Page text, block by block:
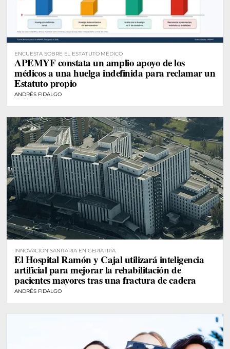
ENCUESTA SOBRE EL ESTATUTO MÉDICO
APEMYF constata un amplio apoyo de los
médicos a una huelga indefinida para reclamar un
Estatuto propio
ANDRÉS FIDALGO
INNOVACIÓN SANITARIA EN GERIATRÍA
El Hospital Ramón y Cajal utilizará inteligencia
artificial para mejorar la rehabilitación de
pacientes mayores tras una fractura de cadera
ANDRÉS FIDALGO